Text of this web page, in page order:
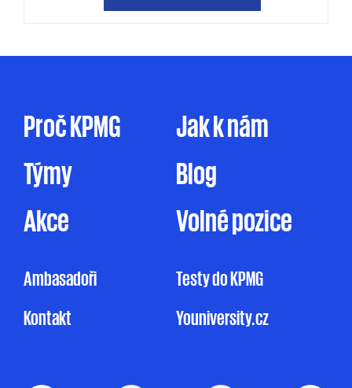
komunikace (e-mail, telefon sociální sítě, atp.),
způsobem. Zpracování osobních údajů pro
marketingové účely je prováděno ve zde
mnou udělovaného souhlasu. Pakliže souhlas
neudělím, ale ani nevznesu námitku, může
KPMG omezeně zpracovávat mé osobní údaje
pro účely marketingu na základě jejího
a mohu jej kdykoliv odvolat. Můj nesouhlas
Proč KPMG
Jak k nám
Týmy
Blog
Akce
Volné pozice
Ambasadoři
Kontakt
Testy do KPMG
Youniversity.cz